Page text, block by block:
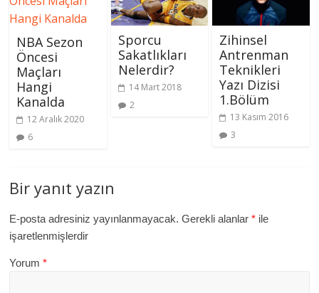
NBA Sezon
Öncesi
Maçları
Hangi
Kanalda
12 Aralık 2020
6
Sporcu
Sakatlıkları
Nelerdir?
14 Mart 2018
2
Zihinsel
Antrenman
Teknikleri
Yazı Dizisi
1.Bölüm
13 Kasım 2016
3
Bir yanıt yazın
E-posta adresiniz yayınlanmayacak. Gerekli alanlar* ile
işaretlenmişlerdir
Yorum*